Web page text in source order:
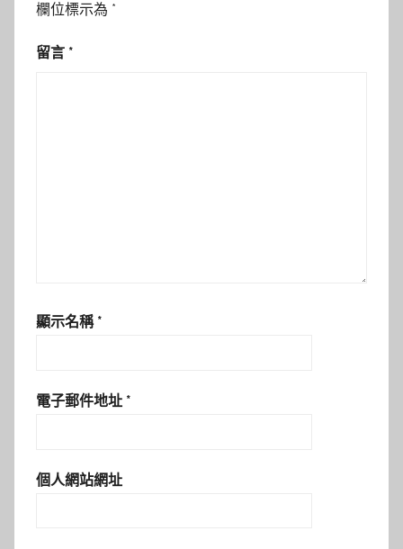
欄位標示為 *
留言 *
顯示名稱 *
電子郵件地址 *
個人網站網址